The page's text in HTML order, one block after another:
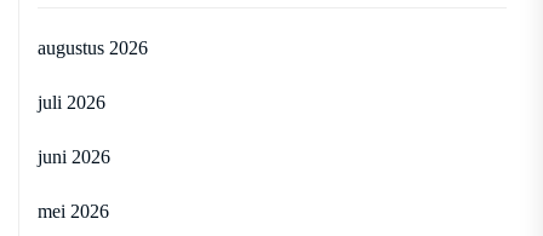
augustus 2026
juli 2026
juni 2026
mei 2026